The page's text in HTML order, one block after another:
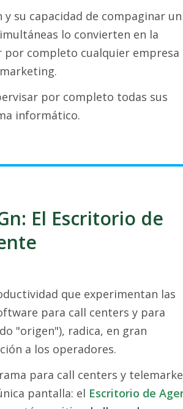
su capacidad de compaginar un
lo convierten en la
completo cualquier empresa
por completo todas sus
informático.
El Escritorio de
que experimentan las
para call centers y para
"origen"), radica, en gran
a los operadores.
para call centers y
pantalla: el Escritorio de